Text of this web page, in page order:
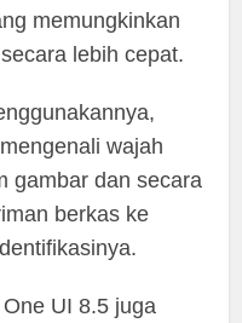
memungkinkan
lebih cepat.
wajah
gambar dan secara
berkas ke
UI 8.5 juga